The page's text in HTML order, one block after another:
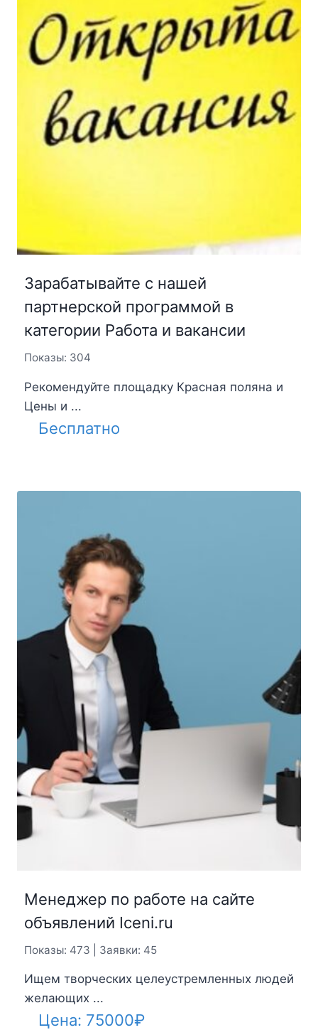
Зарабатывайте с нашей
партнерской программой в
категории Работа и вакансии
Показы: 304
Рекомендуйте площадку Красная поляна и
Цены и ...
Бесплатно
Менеджер по работе на сайте
объявлений Iceni.ru
Показы: 473 | Заявки: 45
Ищем творческих целеустремленных людей
желающих ...
Цена: 75000₽